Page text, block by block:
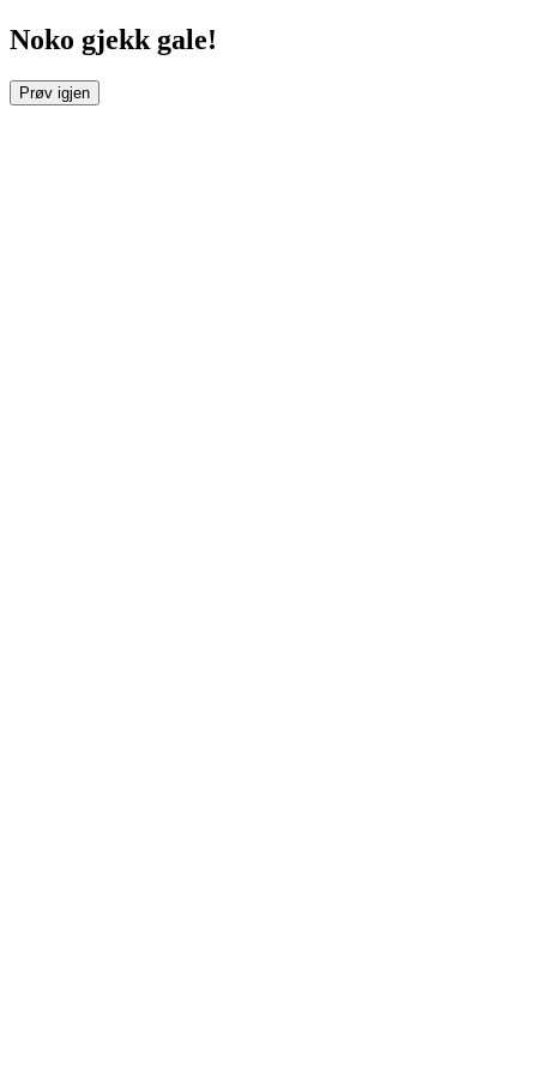
Noko gjekk gale!
Prøv igjen